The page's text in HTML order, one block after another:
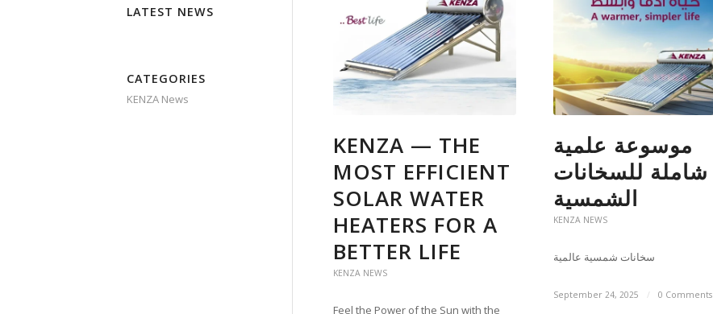
KENZA — THE
MOST EFFICIENT
SOLAR WATER
HEATERS FOR A
BETTER LIFE
KENZA NEWS
Feel the Power of the Sun with the
موسوعة علمية
شاملة للسخانات
الشمسية
KENZA NEWS
سخانات شمسية عالمية
September 24, 2025 / 0 Comments
LATEST NEWS
CATEGORIES
KENZA News